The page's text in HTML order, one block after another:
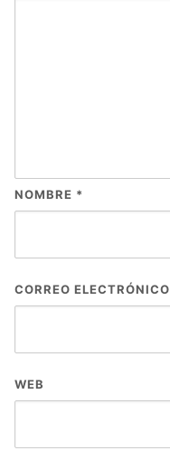
NOMBRE *
CORREO ELECTRÓNICO
WEB